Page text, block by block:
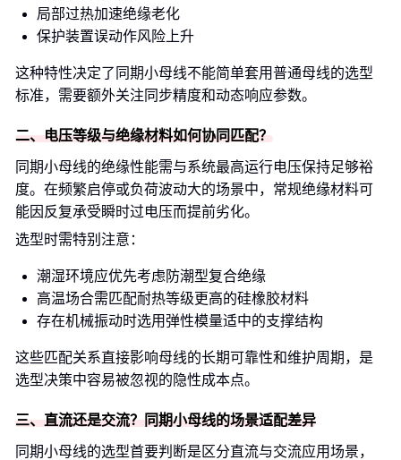
局部过热加速绝缘老化
保护装置误动作风险上升
这种特性决定了同期小母线不能简单套用普通母线的选型
标准，需要额外关注同步精度和动态响应参数。
二、电压等级与绝缘材料如何协同匹配？
同期小母线的绝缘性能需与系统最高运行电压保持足够裕
度。在频繁启停或负荷波动大的场景中，常规绝缘材料可
能因反复承受瞬时过电压而提前劣化。
选型时需特别注意：
潮湿环境应优先考虑防潮型复合绝缘
高温场合需匹配耐热等级更高的硅橡胶材料
存在机械振动时选用弹性模量适中的支撑结构
这些匹配关系直接影响母线的长期可靠性和维护周期，是
选型决策中容易被忽视的隐性成本点。
三、直流还是交流？同期小母线的场景适配差异
同期小母线的选型首要判断是区分直流与交流应用场景，